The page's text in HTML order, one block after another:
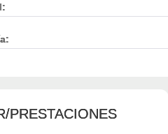
PRESTACIONES